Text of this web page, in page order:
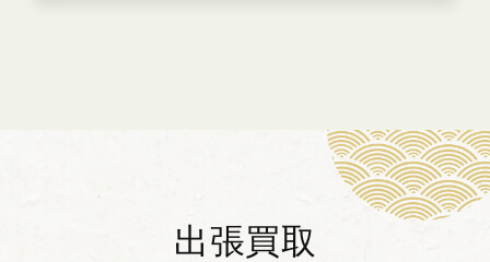
出張買取